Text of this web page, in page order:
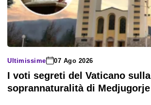
Ultimissime 07 Ago 2026
I voti segreti del Vaticano sulla
soprannaturalità di Medjugorje